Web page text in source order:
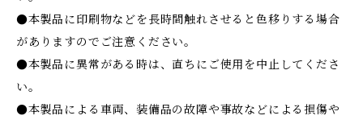
●本製品に印刷物などを長時間触れさせると色移りする場合
がありますのでご注意ください。
●本製品に異常がある時は、直ちにご使用を中止してくださ
い。
●本製品による車両、装備品の故障や事故などによる損傷や